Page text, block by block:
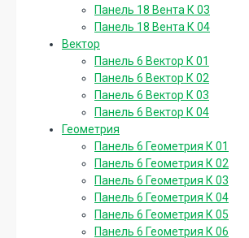
Панель 18 Вента К 03
Панель 18 Вента К 04
Вектор
Панель 6 Вектор К 01
Панель 6 Вектор К 02
Панель 6 Вектор К 03
Панель 6 Вектор К 04
Геометрия
Панель 6 Геометрия К 01
Панель 6 Геометрия К 02
Панель 6 Геометрия К 03
Панель 6 Геометрия К 04
Панель 6 Геометрия К 05
Панель 6 Геометрия К 06